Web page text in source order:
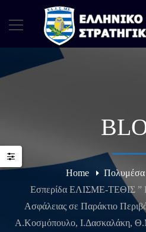
Home Πολυμέσα
Εσπερίδα ΕΛΙΣΜΕ-ΤΕΘΙΣ ”
Ασφάλειας σε Παράκτιο
Α.Κοσμόπουλο, Ι.Δασκαλάκη,